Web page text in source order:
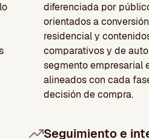
diferenciada por
orientados a
residencial y
comparativos y de
segmento empresarial
alineados con cada
decisión de compra.
Seguimiento e